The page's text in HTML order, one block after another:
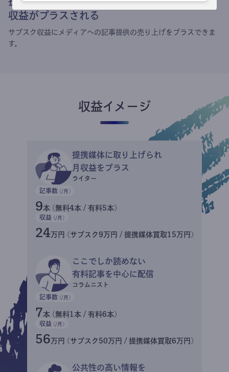
収益がプラスされる
サブスク収益にメディアへの記事提供の売り上げをプラスできま
す。
収益イメージ
提携媒体に取り上げられ
月収益をプラス
ライター
記事数 (/月)
9本 (無料4本 / 有料5本)
収益 (/月)
24万円 (サブスク9万円 / 提携媒体買取15万円)
ここでしか読めない
有料記事を中心に配信
コラムニスト
記事数 (/月)
7本 (無料1本 / 有料6本)
収益 (/月)
56万円 (サブスク50万円 / 提携媒体買取6万円)
公共性の高い情報を